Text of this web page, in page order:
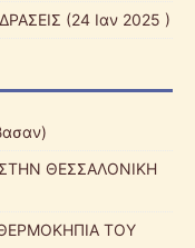
(24 Ιαν 2025 )
ΘΕΣΣΑΛΟΝΙΚΗ
ΤΟΥ